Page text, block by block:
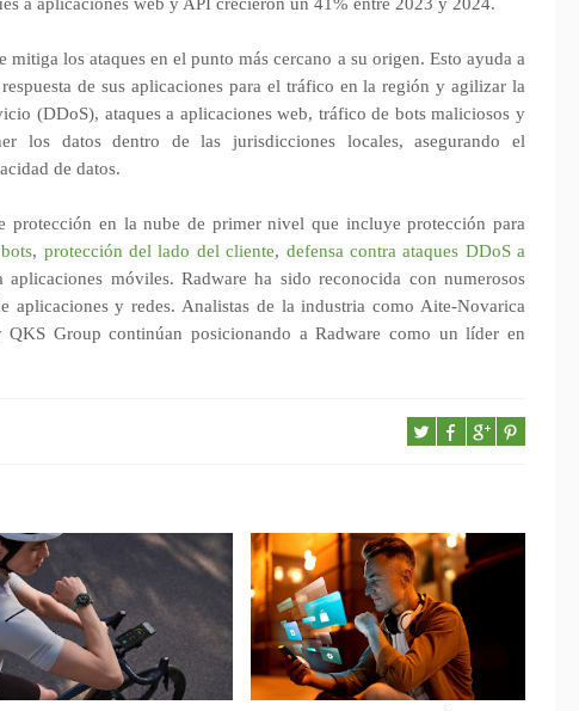
los ataques en el punto más cercano a su origen. Esto ayuda a
de sus aplicaciones para el tráfico en la región y agilizar la
(DDoS), ataques a aplicaciones web, tráfico de bots maliciosos y
los datos dentro de las jurisdicciones locales, asegurando el
de datos.
protección en la nube de primer nivel que incluye protección para
, protección del lado del cliente, defensa contra ataques DDoS a
aplicaciones móviles. Radware ha sido reconocida con numerosos
aplicaciones y redes. Analistas de la industria como Aite-Novarica
Group continúan posicionando a Radware como un líder en